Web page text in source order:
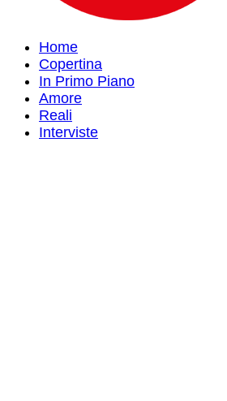
Home
Copertina
In Primo Piano
Amore
Reali
Interviste